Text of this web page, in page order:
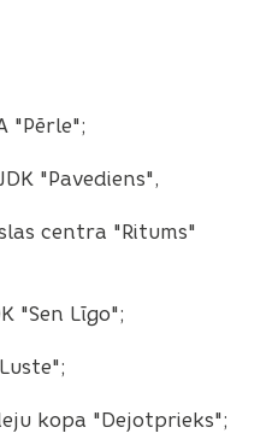
"Pērle";
"Pavediens",
centra "Ritums"
"Sen Līgo";
kopa "Dejotprieks";